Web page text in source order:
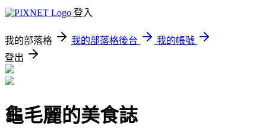
登入
我的部落格 我的部落格後台
我的帳號
登出
龜毛麗的美食誌